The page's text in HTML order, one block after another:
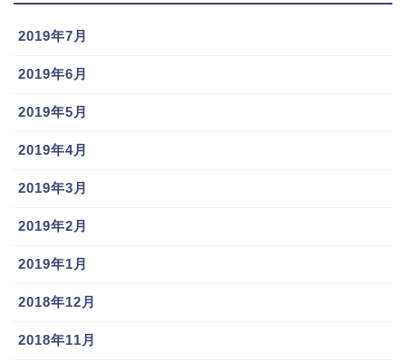
2019年7月
2019年6月
2019年5月
2019年4月
2019年3月
2019年2月
2019年1月
2018年12月
2018年11月